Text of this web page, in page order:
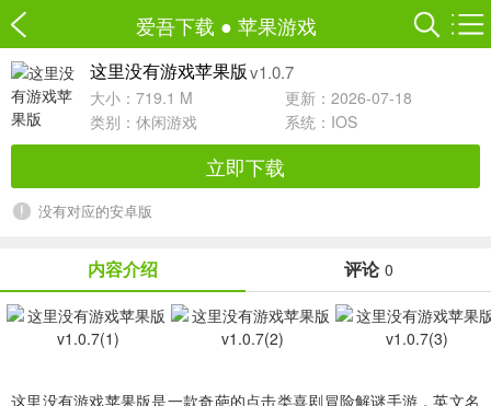
爱吾下载 ● 苹果游戏
这里没有游戏苹果版 v1.0.7
大小：719.1 M
更新：2026-07-18
类别： 休闲游戏 系统：IOS
立即下载
没有对应的安卓版
内容介绍 评论 0
这里没有游戏苹果版是一款奇葩的点击类喜剧冒险解谜手游，英文名